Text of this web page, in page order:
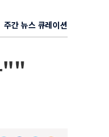
주간 뉴스 큐레이션
""